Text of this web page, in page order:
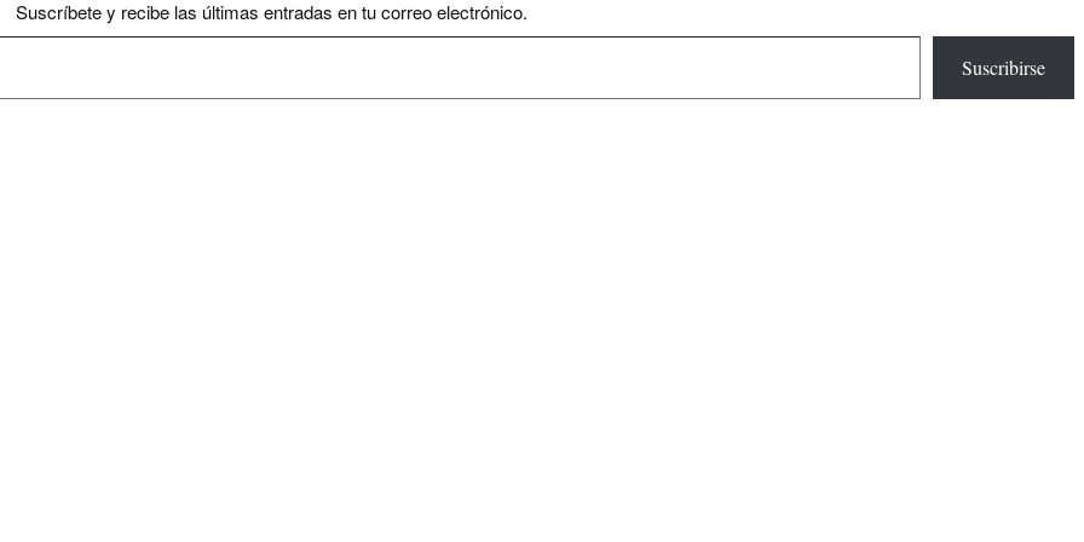
Suscríbete y recibe las últimas entradas en tu correo electrónico.
Suscribirse